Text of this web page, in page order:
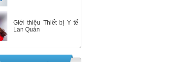
Giới thiệu Thiết bị Y tế
Lan Quán